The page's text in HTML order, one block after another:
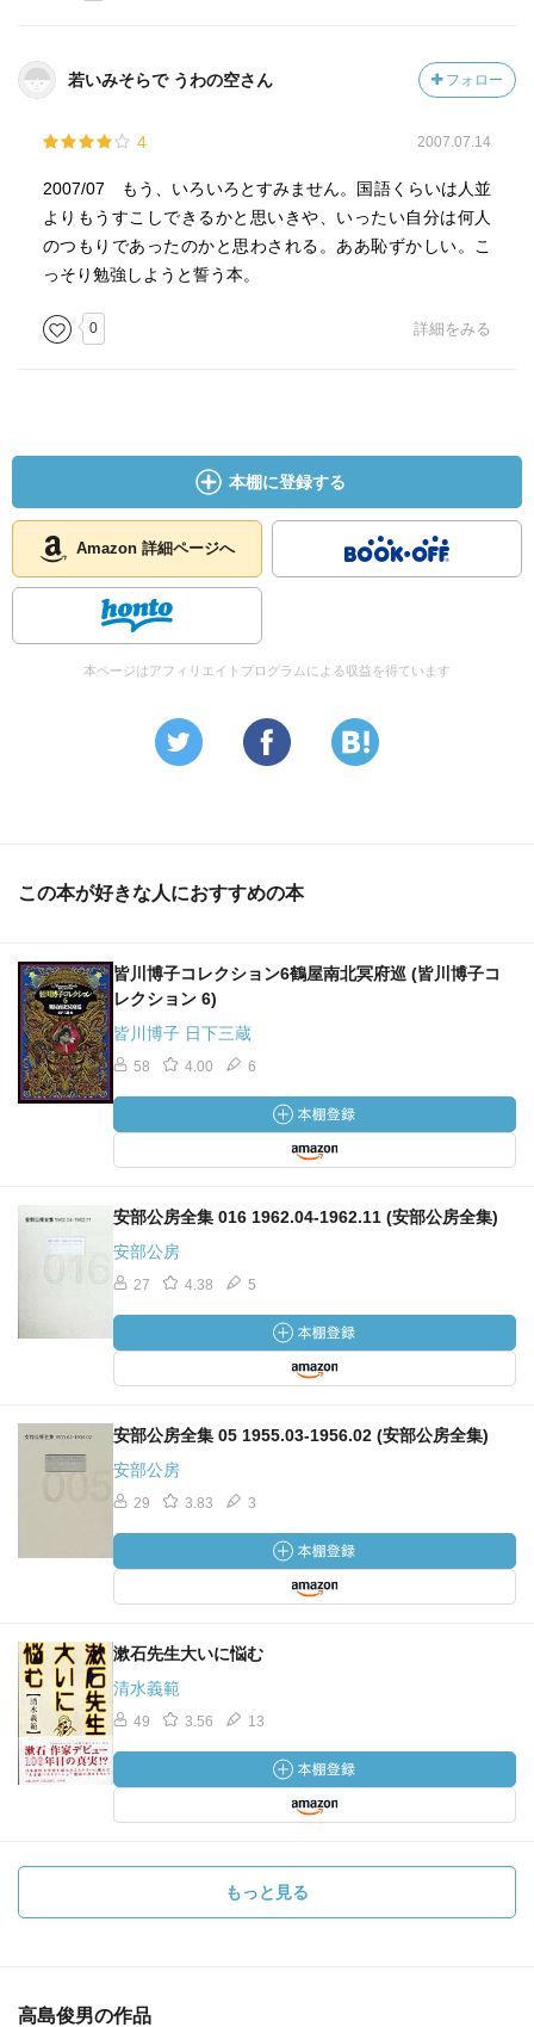
若いみそらで うわの空さん フォロー
4 2007.07.14
2007/07 もう、いろいろとすみません。国語くらいは人並
よりもうすこしできるかと思いきや、いったい自分は何人
のつもりであったのかと思わされる。ああ恥ずかしい。こ
っそり勉強しようと誓う本。
0 詳細をみる
本棚に登録する
Amazon 詳細ページへ
本ページはアフィリエイトプログラムによる収益を得ています
この本が好きな人におすすめの本
皆川博子コレクション6鶴屋南北冥府巡 (皆川博子コ
レクション 6)
皆川博子 日下三蔵
58 4.00 6
安部公房全集 016 1962.04-1962.11 (安部公房全集)
安部公房
27 4.38 5
安部公房全集 05 1955.03-1956.02 (安部公房全集)
安部公房
29 3.83 3
漱石先生大いに悩む
清水義範
49 3.56 13
もっと見る
高島俊男の作品